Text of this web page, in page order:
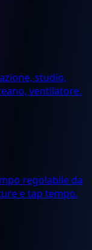
studio,
ventilatore.
regolabile da
e tap tempo.